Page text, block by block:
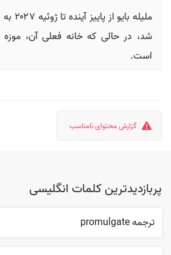
شد، در حالی که خانه فعلی آن، موزه
است.
گزارش محتوای نامناسب
پربازدیدترین کلمات انگلیسی
ترجمه promulgate